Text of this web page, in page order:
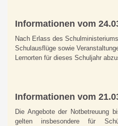
Informationen vom
Nach Erlass des
Schulausflüge sowie
Lernorten für dieses Schuljahr
Informationen vom
Die Angebote der Notbetreuung
gelten insbesondere für